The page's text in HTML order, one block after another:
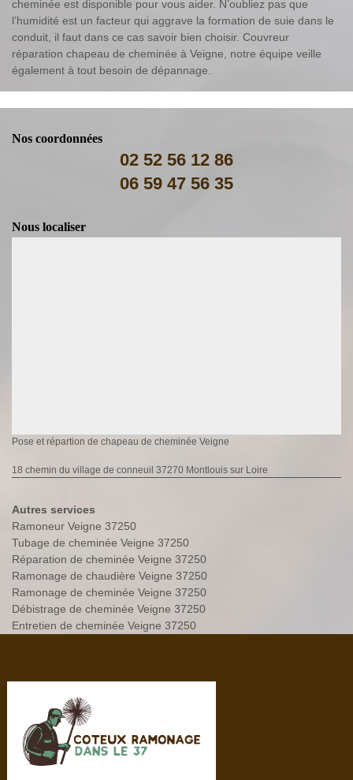
cheminée est disponible pour vous aider. N’oubliez pas que
l’humidité est un facteur qui aggrave la formation de suie dans le
conduit, il faut dans ce cas savoir bien choisir. Couvreur
réparation chapeau de cheminée à Veigne, notre équipe veille
également à tout besoin de dépannage.
Nos coordonnées
02 52 56 12 86
06 59 47 56 35
Nous localiser
Pose et répartion de chapeau de cheminée Veigne
18 chemin du village de conneuil 37270 Montlouis sur Loire
Autres services
Ramoneur Veigne 37250
Tubage de cheminée Veigne 37250
Réparation de cheminée Veigne 37250
Ramonage de chaudière Veigne 37250
Ramonage de cheminée Veigne 37250
Débistrage de cheminée Veigne 37250
Entretien de cheminée Veigne 37250